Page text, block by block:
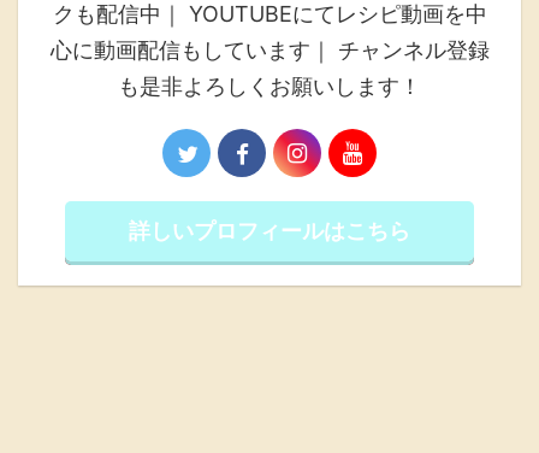
クも配信中｜ YOUTUBEにてレシピ動画を中
心に動画配信もしています｜ チャンネル登録
も是非よろしくお願いします！
詳しいプロフィールはこちら